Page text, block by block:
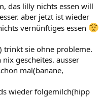
das lilly nichts essen will
aber jetzt ist wieder
vernünftiges essen
sie ohne probleme.
gescheites. ausser
mal(banane,
wieder folgemilch(hipp